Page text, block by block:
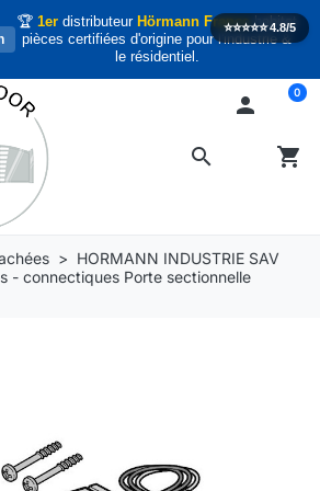
🏆 1erdistributeur Hörmann Francehabitat
pièces certifiées d'origine pour l'industrie &
le résidentiel.
⭐️⭐️⭐️⭐️⭐️4.8/5
search

shopping_cart
0
HORMANN INDUSTRIE SAV
- connectiques Porte sectionnelle